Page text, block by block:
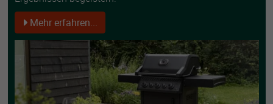
Mehr erfahren...